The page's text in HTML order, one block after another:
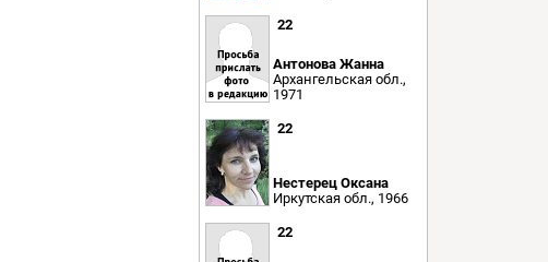
22
Антонова Жанна
Архангельская обл.,
1971
22
Нестерец Оксана
Иркутская обл., 1966
22